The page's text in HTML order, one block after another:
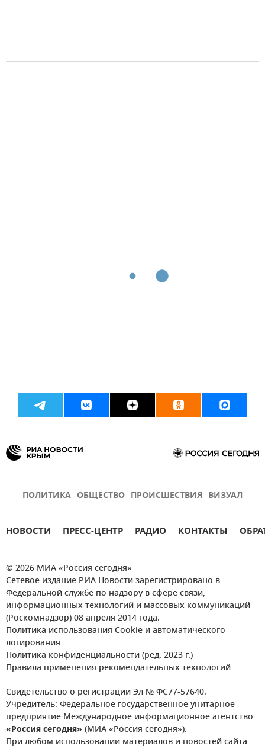
ПОЛИТИКА ОБЩЕСТВО ПРОИСШЕСТВИЯ ВИЗУАЛ
НОВОСТИ ПРЕСС-ЦЕНТР РАДИО КОНТАКТЫ
© 2026 МИА «Россия сегодня»
Сетевое издание РИА Новости зарегистрировано в
Федеральной службе по надзору в сфере связи,
информационных технологий и массовых коммуникаций
(Роскомнадзор) 08 апреля 2014 года.
Политика использования Cookie и автоматического
логирования
Политика конфиденциальности (ред. 2023 г.)
Правила применения рекомендательных технологий
Свидетельство о регистрации Эл № ФС77-57640.
Учредитель: Федеральное государственное унитарное
предприятие Международное информационное агентство
«Россия сегодня» (МИА «Россия сегодня»).
При любом использовании материалов и новостей сайта